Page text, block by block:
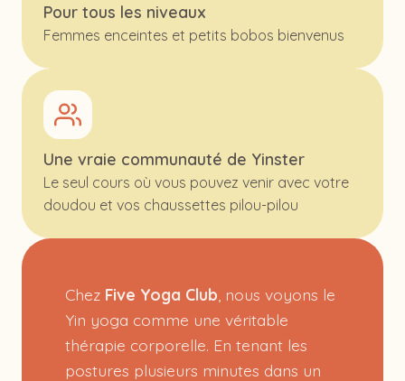
Pour tous les niveaux
Femmes enceintes et petits bobos bienvenus
Une vraie communauté de Yinster
Le seul cours où vous pouvez venir avec votre
doudou et vos chaussettes pilou-pilou
Chez Five Yoga Club , nous voyons le
Yin yoga comme une véritable
thérapie corporelle. En tenant les
postures plusieurs minutes dans un